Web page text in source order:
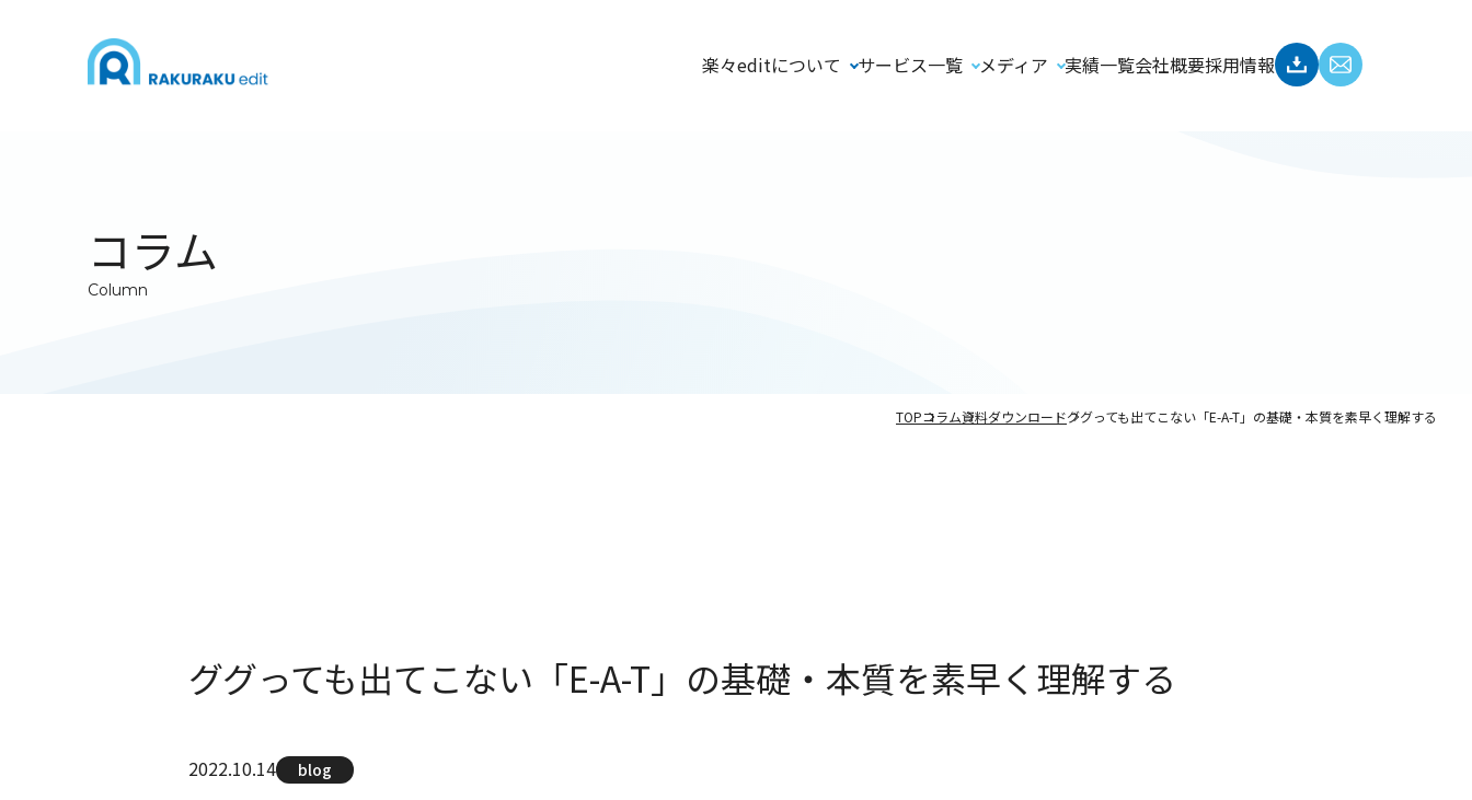
楽々editについて サービス一覧 メディア 実績一覧会社概要採用情報
コラム
Column
TOPコラム資料ダウンロードググっても出てこない「E-A-T」の基礎・本質を素早く理解する
ググっても出てこない「E-A-T」の基礎・本質を素早く理解する
2022.10.14 blog